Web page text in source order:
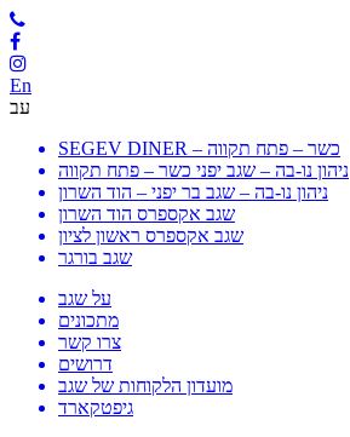
En
עב
SEGEV DINER – כשר – פתח תקווה
ניהון נו-בה – שגב יפני כשר – פתח תקווה
ניהון נו-בה – שגב בר יפני – הוד השרון
שגב אקספרס הוד השרון
שגב אקספרס ראשון לציון
שגב בורגר
על שגב
מתכונים
צרו קשר
דרושים
מועדון הלקוחות של שגב
גיפטקארד